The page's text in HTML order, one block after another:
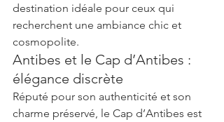
destination idéale pour ceux qui
recherchent une ambiance chic et
cosmopolite.
Antibes et le Cap d’Antibes :
élégance discrète
Réputé pour son authenticité et son
charme préservé, le Cap d’Antibes est